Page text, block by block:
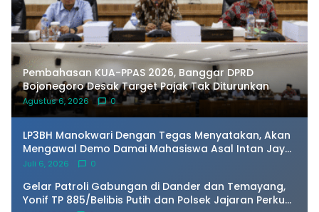
Pembahasan KUA-PPAS 2026, Banggar DPRD
Bojonegoro Desak Target Pajak Tak Diturunkan
Agustus 6, 2026 0
LP3BH Manokwari Dengan Tegas Menyatakan, Akan
Mengawal Demo Damai Mahasiswa Asal Intan Jaya
di Amban Manokwari.
Juli 6, 2026 0
Gelar Patroli Gabungan di Dander dan Temayang,
Yonif TP 885/Belibis Putih dan Polsek Jajaran Perkuat